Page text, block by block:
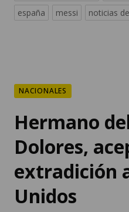
españa
messi noticias
NACIONALES
Hermano
Dolores,
extradición
Unidos